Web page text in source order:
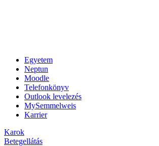
Egyetem
Neptun
Moodle
Telefonkönyv
Outlook levelezés
MySemmelweis
Karrier
Karok
Betegellátás